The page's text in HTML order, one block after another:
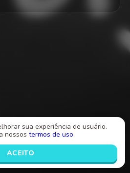
sua experiência de usuário.
nossos termos de uso.
ACEITO